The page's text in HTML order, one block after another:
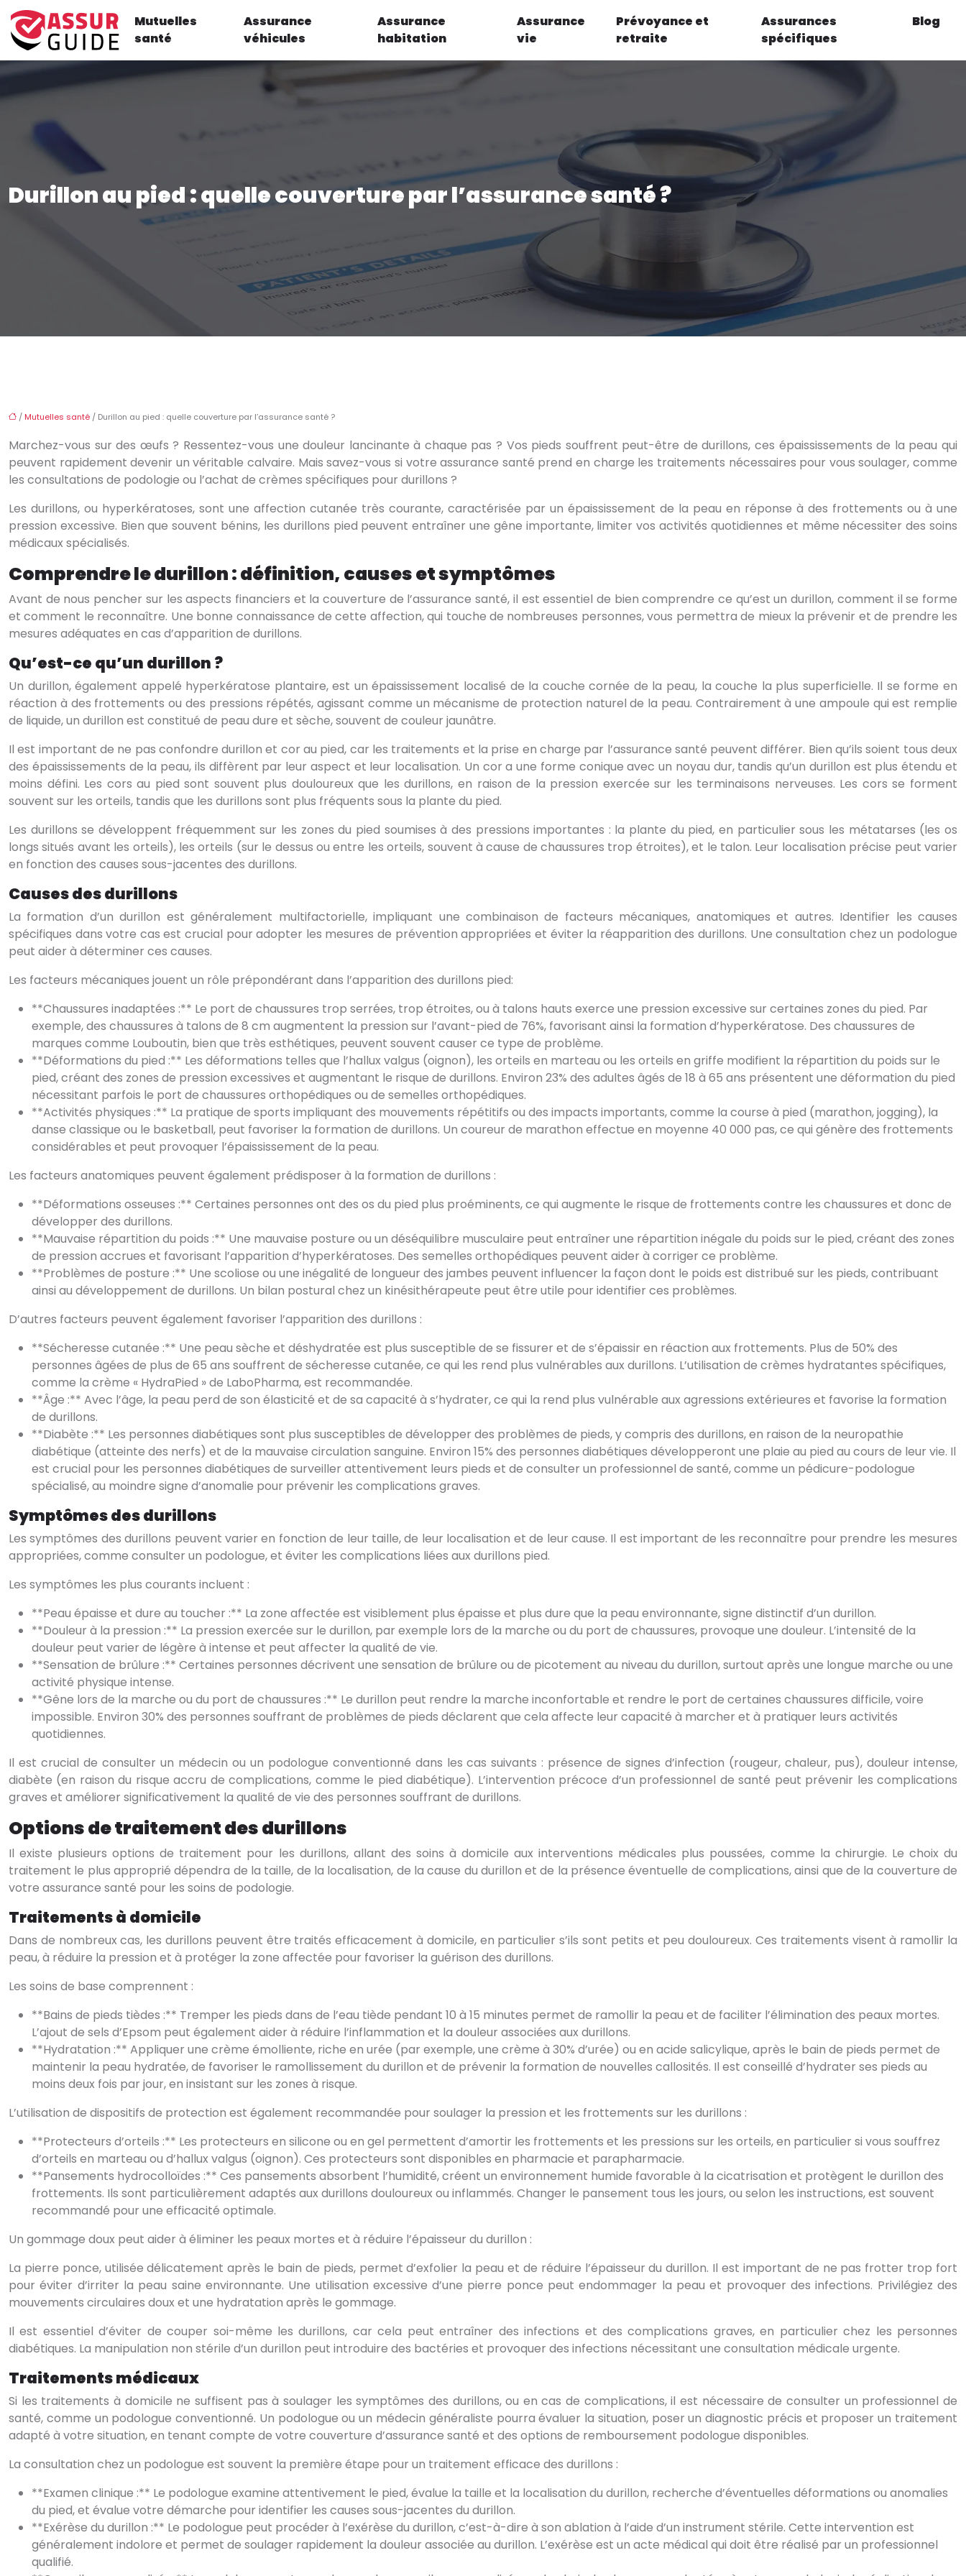
Mutuelles
santé
Assurance
véhicules
Assurance
habitation
Assurance
vie
Prévoyance et
retraite
Assurances
spécifiques
Blog
Durillon au pied : quelle couverture par l’assurance santé ?
/ Mutuelles santé / Durillon au pied : quelle couverture par l’assurance santé ?
Marchez-vous sur des œufs ? Ressentez-vous une douleur lancinante à chaque pas ? Vos pieds souffrent peut-être de durillons, ces épaississements de la peau qui
peuvent rapidement devenir un véritable calvaire. Mais savez-vous si votre assurance santé prend en charge les traitements nécessaires pour vous soulager, comme
les consultations de podologie ou l’achat de crèmes spécifiques pour durillons ?
Les durillons, ou hyperkératoses, sont une affection cutanée très courante, caractérisée par un épaississement de la peau en réponse à des frottements ou à une
pression excessive. Bien que souvent bénins, les durillons pied peuvent entraîner une gêne importante, limiter vos activités quotidiennes et même nécessiter des soins
médicaux spécialisés.
Comprendre le durillon : définition, causes et symptômes
Avant de nous pencher sur les aspects financiers et la couverture de l’assurance santé, il est essentiel de bien comprendre ce qu’est un durillon, comment il se forme
et comment le reconnaître. Une bonne connaissance de cette affection, qui touche de nombreuses personnes, vous permettra de mieux la prévenir et de prendre les
mesures adéquates en cas d’apparition de durillons.
Qu’est-ce qu’un durillon ?
Un durillon, également appelé hyperkératose plantaire, est un épaississement localisé de la couche cornée de la peau, la couche la plus superficielle. Il se forme en
réaction à des frottements ou des pressions répétés, agissant comme un mécanisme de protection naturel de la peau. Contrairement à une ampoule qui est remplie
de liquide, un durillon est constitué de peau dure et sèche, souvent de couleur jaunâtre.
Il est important de ne pas confondre durillon et cor au pied, car les traitements et la prise en charge par l’assurance santé peuvent différer. Bien qu’ils soient tous deux
des épaississements de la peau, ils diffèrent par leur aspect et leur localisation. Un cor a une forme conique avec un noyau dur, tandis qu’un durillon est plus étendu et
moins défini. Les cors au pied sont souvent plus douloureux que les durillons, en raison de la pression exercée sur les terminaisons nerveuses. Les cors se forment
souvent sur les orteils, tandis que les durillons sont plus fréquents sous la plante du pied.
Les durillons se développent fréquemment sur les zones du pied soumises à des pressions importantes : la plante du pied, en particulier sous les métatarses (les os
longs situés avant les orteils), les orteils (sur le dessus ou entre les orteils, souvent à cause de chaussures trop étroites), et le talon. Leur localisation précise peut varier
en fonction des causes sous-jacentes des durillons.
Causes des durillons
La formation d’un durillon est généralement multifactorielle, impliquant une combinaison de facteurs mécaniques, anatomiques et autres. Identifier les causes
spécifiques dans votre cas est crucial pour adopter les mesures de prévention appropriées et éviter la réapparition des durillons. Une consultation chez un podologue
peut aider à déterminer ces causes.
Les facteurs mécaniques jouent un rôle prépondérant dans l’apparition des durillons pied:
**Chaussures inadaptées :** Le port de chaussures trop serrées, trop étroites, ou à talons hauts exerce une pression excessive sur certaines zones du pied. Par
exemple, des chaussures à talons de 8 cm augmentent la pression sur l’avant-pied de 76%, favorisant ainsi la formation d’hyperkératose. Des chaussures de
marques comme Louboutin, bien que très esthétiques, peuvent souvent causer ce type de problème.
**Déformations du pied :** Les déformations telles que l’hallux valgus (oignon), les orteils en marteau ou les orteils en griffe modifient la répartition du poids sur le
pied, créant des zones de pression excessives et augmentant le risque de durillons. Environ 23% des adultes âgés de 18 à 65 ans présentent une déformation du pied
nécessitant parfois le port de chaussures orthopédiques ou de semelles orthopédiques.
**Activités physiques :** La pratique de sports impliquant des mouvements répétitifs ou des impacts importants, comme la course à pied (marathon, jogging), la
danse classique ou le basketball, peut favoriser la formation de durillons. Un coureur de marathon effectue en moyenne 40 000 pas, ce qui génère des frottements
considérables et peut provoquer l’épaississement de la peau.
Les facteurs anatomiques peuvent également prédisposer à la formation de durillons :
**Déformations osseuses :** Certaines personnes ont des os du pied plus proéminents, ce qui augmente le risque de frottements contre les chaussures et donc de
développer des durillons.
**Mauvaise répartition du poids :** Une mauvaise posture ou un déséquilibre musculaire peut entraîner une répartition inégale du poids sur le pied, créant des zones
de pression accrues et favorisant l’apparition d’hyperkératoses. Des semelles orthopédiques peuvent aider à corriger ce problème.
**Problèmes de posture :** Une scoliose ou une inégalité de longueur des jambes peuvent influencer la façon dont le poids est distribué sur les pieds, contribuant
ainsi au développement de durillons. Un bilan postural chez un kinésithérapeute peut être utile pour identifier ces problèmes.
D’autres facteurs peuvent également favoriser l’apparition des durillons :
**Sécheresse cutanée :** Une peau sèche et déshydratée est plus susceptible de se fissurer et de s’épaissir en réaction aux frottements. Plus de 50% des
personnes âgées de plus de 65 ans souffrent de sécheresse cutanée, ce qui les rend plus vulnérables aux durillons. L’utilisation de crèmes hydratantes spécifiques,
comme la crème « HydraPied » de LaboPharma, est recommandée.
**Âge :** Avec l’âge, la peau perd de son élasticité et de sa capacité à s’hydrater, ce qui la rend plus vulnérable aux agressions extérieures et favorise la formation
de durillons.
**Diabète :** Les personnes diabétiques sont plus susceptibles de développer des problèmes de pieds, y compris des durillons, en raison de la neuropathie
diabétique (atteinte des nerfs) et de la mauvaise circulation sanguine. Environ 15% des personnes diabétiques développeront une plaie au pied au cours de leur vie. Il
est crucial pour les personnes diabétiques de surveiller attentivement leurs pieds et de consulter un professionnel de santé, comme un pédicure-podologue
spécialisé, au moindre signe d’anomalie pour prévenir les complications graves.
Symptômes des durillons
Les symptômes des durillons peuvent varier en fonction de leur taille, de leur localisation et de leur cause. Il est important de les reconnaître pour prendre les mesures
appropriées, comme consulter un podologue, et éviter les complications liées aux durillons pied.
Les symptômes les plus courants incluent :
**Peau épaisse et dure au toucher :** La zone affectée est visiblement plus épaisse et plus dure que la peau environnante, signe distinctif d’un durillon.
**Douleur à la pression :** La pression exercée sur le durillon, par exemple lors de la marche ou du port de chaussures, provoque une douleur. L’intensité de la
douleur peut varier de légère à intense et peut affecter la qualité de vie.
**Sensation de brûlure :** Certaines personnes décrivent une sensation de brûlure ou de picotement au niveau du durillon, surtout après une longue marche ou une
activité physique intense.
**Gêne lors de la marche ou du port de chaussures :** Le durillon peut rendre la marche inconfortable et rendre le port de certaines chaussures difficile, voire
impossible. Environ 30% des personnes souffrant de problèmes de pieds déclarent que cela affecte leur capacité à marcher et à pratiquer leurs activités
quotidiennes.
Il est crucial de consulter un médecin ou un podologue conventionné dans les cas suivants : présence de signes d’infection (rougeur, chaleur, pus), douleur intense,
diabète (en raison du risque accru de complications, comme le pied diabétique). L’intervention précoce d’un professionnel de santé peut prévenir les complications
graves et améliorer significativement la qualité de vie des personnes souffrant de durillons.
Options de traitement des durillons
Il existe plusieurs options de traitement pour les durillons, allant des soins à domicile aux interventions médicales plus poussées, comme la chirurgie. Le choix du
traitement le plus approprié dépendra de la taille, de la localisation, de la cause du durillon et de la présence éventuelle de complications, ainsi que de la couverture de
votre assurance santé pour les soins de podologie.
Traitements à domicile
Dans de nombreux cas, les durillons peuvent être traités efficacement à domicile, en particulier s’ils sont petits et peu douloureux. Ces traitements visent à ramollir la
peau, à réduire la pression et à protéger la zone affectée pour favoriser la guérison des durillons.
Les soins de base comprennent :
**Bains de pieds tièdes :** Tremper les pieds dans de l’eau tiède pendant 10 à 15 minutes permet de ramollir la peau et de faciliter l’élimination des peaux mortes.
L’ajout de sels d’Epsom peut également aider à réduire l’inflammation et la douleur associées aux durillons.
**Hydratation :** Appliquer une crème émolliente, riche en urée (par exemple, une crème à 30% d’urée) ou en acide salicylique, après le bain de pieds permet de
maintenir la peau hydratée, de favoriser le ramollissement du durillon et de prévenir la formation de nouvelles callosités. Il est conseillé d’hydrater ses pieds au
moins deux fois par jour, en insistant sur les zones à risque.
L’utilisation de dispositifs de protection est également recommandée pour soulager la pression et les frottements sur les durillons :
**Protecteurs d’orteils :** Les protecteurs en silicone ou en gel permettent d’amortir les frottements et les pressions sur les orteils, en particulier si vous souffrez
d’orteils en marteau ou d’hallux valgus (oignon). Ces protecteurs sont disponibles en pharmacie et parapharmacie.
**Pansements hydrocolloïdes :** Ces pansements absorbent l’humidité, créent un environnement humide favorable à la cicatrisation et protègent le durillon des
frottements. Ils sont particulièrement adaptés aux durillons douloureux ou inflammés. Changer le pansement tous les jours, ou selon les instructions, est souvent
recommandé pour une efficacité optimale.
Un gommage doux peut aider à éliminer les peaux mortes et à réduire l’épaisseur du durillon :
La pierre ponce, utilisée délicatement après le bain de pieds, permet d’exfolier la peau et de réduire l’épaisseur du durillon. Il est important de ne pas frotter trop fort
pour éviter d’irriter la peau saine environnante. Une utilisation excessive d’une pierre ponce peut endommager la peau et provoquer des infections. Privilégiez des
mouvements circulaires doux et une hydratation après le gommage.
Il est essentiel d’éviter de couper soi-même les durillons, car cela peut entraîner des infections et des complications graves, en particulier chez les personnes
diabétiques. La manipulation non stérile d’un durillon peut introduire des bactéries et provoquer des infections nécessitant une consultation médicale urgente.
Traitements médicaux
Si les traitements à domicile ne suffisent pas à soulager les symptômes des durillons, ou en cas de complications, il est nécessaire de consulter un professionnel de
santé, comme un podologue conventionné. Un podologue ou un médecin généraliste pourra évaluer la situation, poser un diagnostic précis et proposer un traitement
adapté à votre situation, en tenant compte de votre couverture d’assurance santé et des options de remboursement podologue disponibles.
La consultation chez un podologue est souvent la première étape pour un traitement efficace des durillons :
**Examen clinique :** Le podologue examine attentivement le pied, évalue la taille et la localisation du durillon, recherche d’éventuelles déformations ou anomalies
du pied, et évalue votre démarche pour identifier les causes sous-jacentes du durillon.
**Exérèse du durillon :** Le podologue peut procéder à l’exérèse du durillon, c’est-à-dire à son ablation à l’aide d’un instrument stérile. Cette intervention est
généralement indolore et permet de soulager rapidement la douleur associée au durillon. L’exérèse est un acte médical qui doit être réalisé par un professionnel
qualifié.